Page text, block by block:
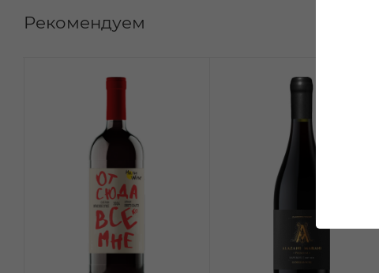
Рекомендуем